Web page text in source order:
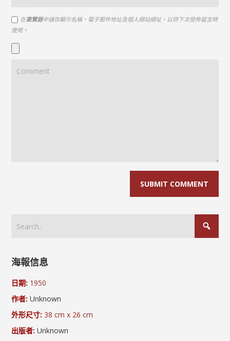
在瀏覽器中儲存顯示名稱、電子郵件地址及個人網站網址，以供下次發佈留言時
使用。
海報信息
日期: 1950
作者: Unknown
外形尺寸: 38 cm x 26 cm
出版者: Unknown